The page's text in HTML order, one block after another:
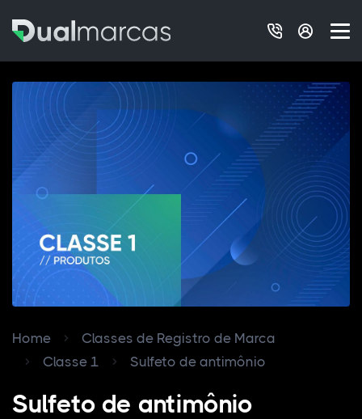
Home
Classes de Registro de Marca
Classe 1
Sulfeto de antimônio
Sulfeto de antimônio